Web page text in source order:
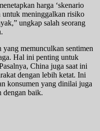
harga ‘skenario
untuk meninggalkan risiko
ungkap salah seorang
memunculkan sentimen
Hal ini penting untuk
China juga saat ini
dengan lebih ketat. Ini
konsumen yang dinilai juga
dengan baik.